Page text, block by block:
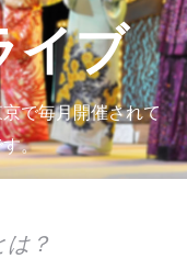
イブ
で毎月開催されて
。
？